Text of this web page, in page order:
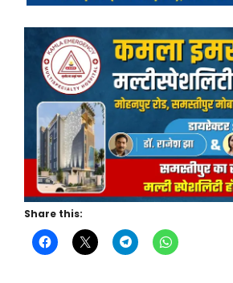
Share this: